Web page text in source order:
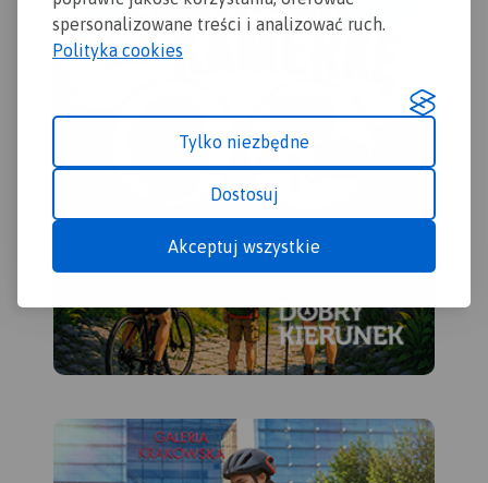
spersonalizowane treści i analizować ruch.
Polityka cookies
Tylko niezbędne
Dostosuj
Akceptuj wszystkie